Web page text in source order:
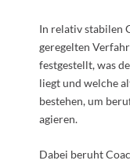
In relativ stabilen
geregelten
festgestellt, was
liegt und welche
bestehen, um
agieren.
Dabei beruht